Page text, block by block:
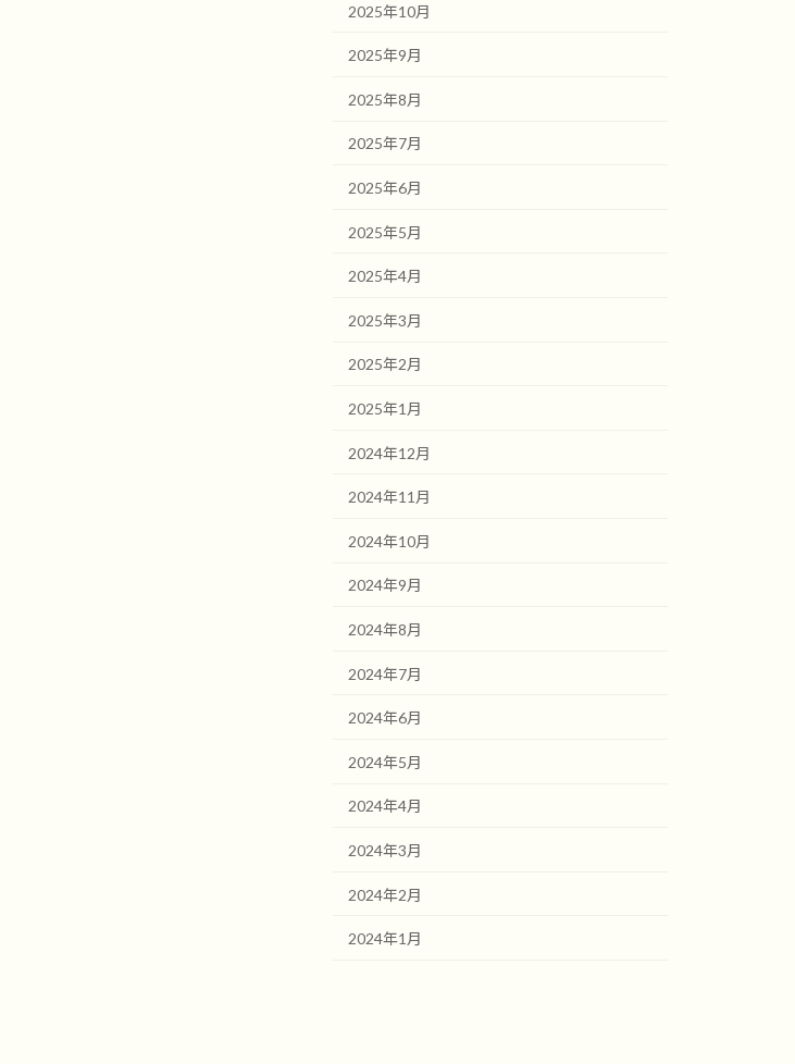
2025年10月
2025年9月
2025年8月
2025年7月
2025年6月
2025年5月
2025年4月
2025年3月
2025年2月
2025年1月
2024年12月
2024年11月
2024年10月
2024年9月
2024年8月
2024年7月
2024年6月
2024年5月
2024年4月
2024年3月
2024年2月
2024年1月